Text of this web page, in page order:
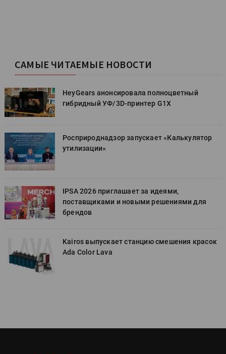
САМЫЕ ЧИТАЕМЫЕ НОВОСТИ
HeyGears анонсировала полноцветный
гибридный УФ/3D-принтер G1X
Росприроднадзор запускает «Калькулятор
утилизации»
IPSA 2026 приглашает за идеями,
поставщиками и новыми решениями для
брендов
Kairos выпускает станцию смешения красок
Ada Color Lava